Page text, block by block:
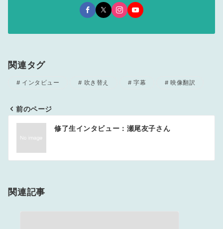
関連タグ
インタビュー 吹き替え 字幕 映像翻訳
投
ナ
ゲ
前のページ
修了生インタビュー：瀬尾友子さん
関連記事